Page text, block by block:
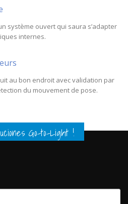
système ouvert qui saura s’adapter
internes.
au bon endroit avec validation par
du mouvement de pose.
Go-to-Light !